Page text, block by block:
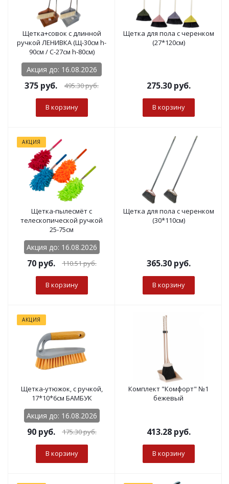
Щетка+совок с длинной
ручкой ЛЕНИВКА (Щ-30см h-
90см / С-27см h-80см)
Акция до: 16.08.2026
375 руб. 495.30руб.
В корзину
Щетка для пола с черенком
(27*120см)
275.30руб.
В корзину
АКЦИЯ
Щетка-пылесмёт с
телескопической ручкой
25-75см
Акция до: 16.08.2026
70руб. 110.51руб.
В корзину
Щетка для пола с черенком
(30*110см)
365.30руб.
В корзину
АКЦИЯ
Щетка-утюжок, с ручкой,
17*10*6см БАМБУК
Акция до: 16.08.2026
90руб. 175.30руб.
В корзину
Комплект "Комфорт" №1
бежевый
413.28руб.
В корзину